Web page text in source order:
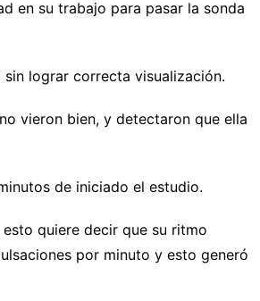
en su trabajo para pasar la sonda
lograr correcta visualización.
vieron bien, y detectaron que ella
de iniciado el estudio.
quiere decir que su ritmo
por minuto y esto generó